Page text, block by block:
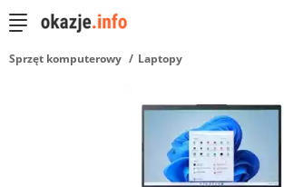
Sprzęt komputerowy Laptopy